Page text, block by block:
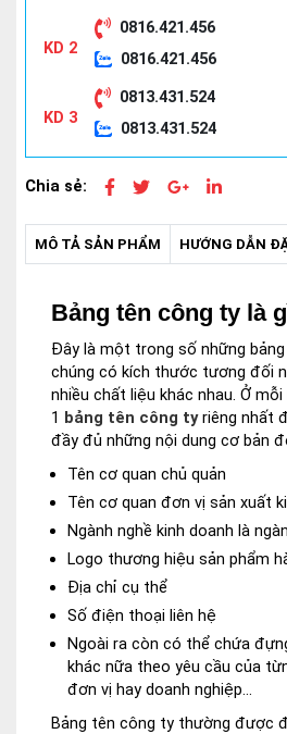
KD 2
0816.421.456
0816.421.456
KD 3
0813.431.524
0813.431.524
Chia sẻ:
MÔ TẢ SẢN PHẨM HƯỚNG DẪN
Bảng tên công ty là
Đây là một trong số những
chúng có kích thước tương đối
nhiều chất liệu khác nhau. Ở
1 bảng tên công tyriêng nhất
đầy đủ những nội dung cơ bản
Tên cơ quan chủ quản
Tên cơ quan đơn vị sản xuất
Ngành nghề kinh doanh là
Logo thương hiệu sản phẩm
Địa chỉ cụ thể
Số điện thoại liên hệ
Ngoài ra còn có thể chứa
khác nữa theo yêu cầu của
đơn vị hay doanh nghiệp…
Bảng tên công ty thường được